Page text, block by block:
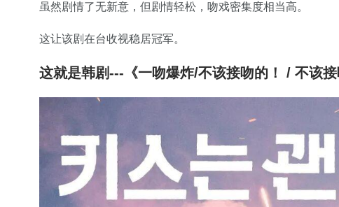
虽然剧情了无新意，但剧情轻松，吻戏密集度相当高。
这让该剧在台收视稳居冠军。
这就是韩剧---《一吻爆炸/不该接吻的！ / 不该接